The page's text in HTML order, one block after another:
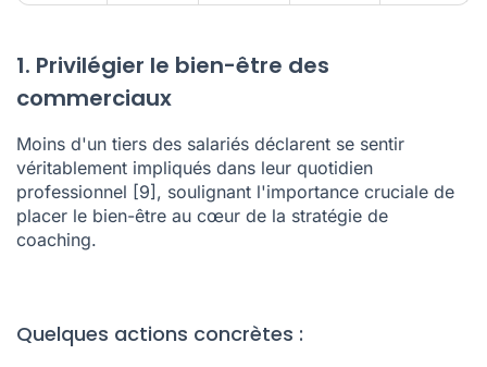
1. Privilégier le bien-être des
commerciaux
Moins d'un tiers des salariés déclarent se sentir
véritablement impliqués dans leur quotidien
professionnel [9] , soulignant l'importance cruciale de
placer le bien-être au cœur de la stratégie de
coaching.
Quelques actions concrètes :